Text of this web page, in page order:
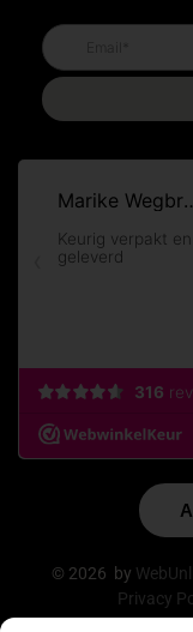
© 2026 by
Privacy